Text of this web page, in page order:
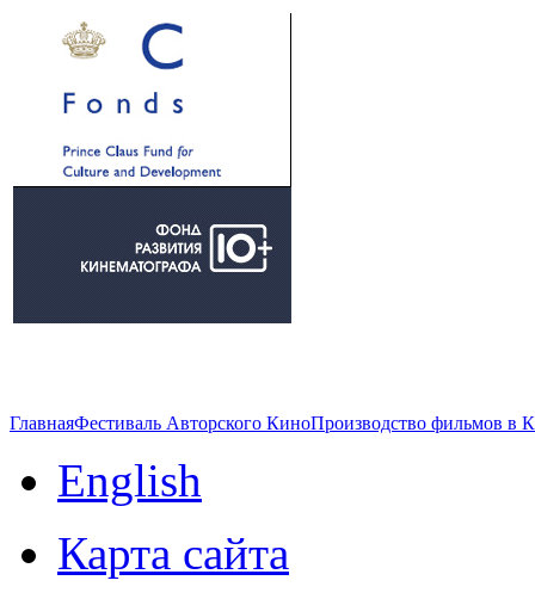
ГлавнаяФестиваль Авторского КиноПроизводство фильмов в
English
Карта сайта